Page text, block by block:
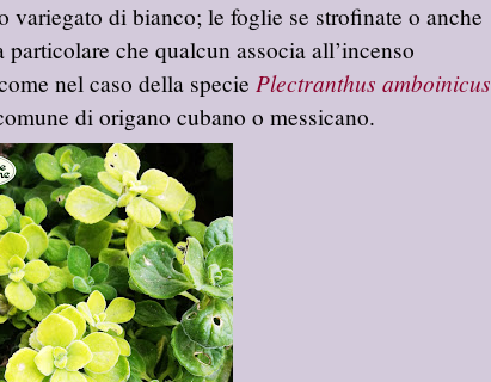
variegato di bianco; le foglie se strofinate o anche
che qualcun associa all’incenso
nel caso della specie Plectranthus amboinicus
di origano cubano o messicano.